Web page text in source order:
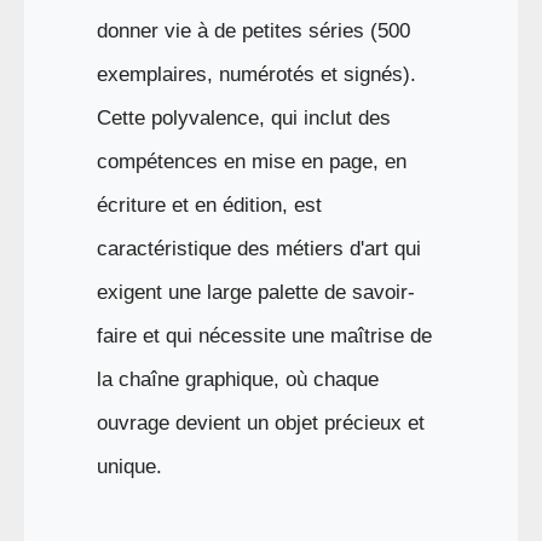
donner vie à de petites séries (500
exemplaires, numérotés et signés).
Cette polyvalence, qui inclut des
compétences en mise en page, en
écriture et en édition, est
caractéristique des métiers d'art qui
exigent une large palette de savoir-
faire et qui nécessite une maîtrise de
la chaîne graphique, où chaque
ouvrage devient un objet précieux et
unique.